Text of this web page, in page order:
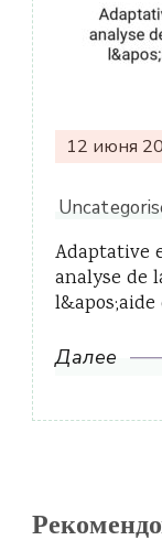
12 июня
Adaptative
analyse de
Далее